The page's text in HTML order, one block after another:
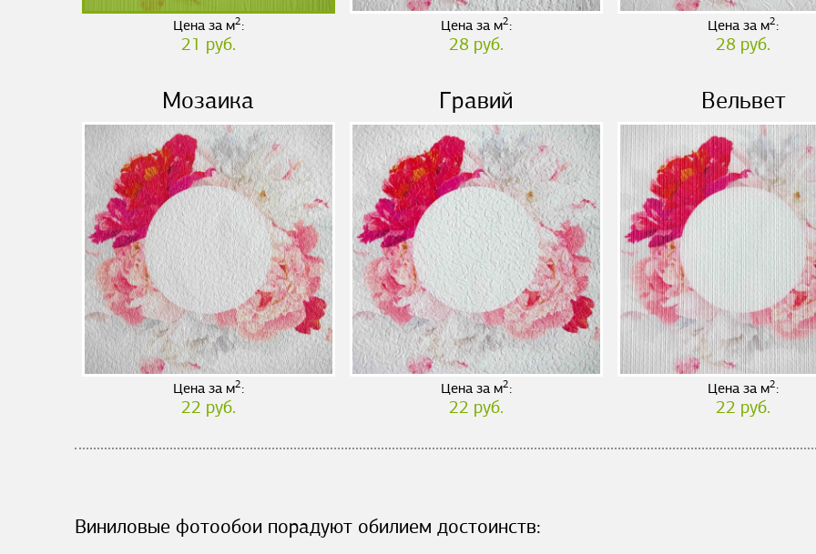
Цена за м2:
21 руб.
Цена за м2:
28 руб.
Цена за м2:
28 руб.
Мозаика
Цена за м2:
22 руб.
Гравий
Цена за м2:
22 руб.
Вельвет
Цена за м2:
22 руб.
Виниловые фотообои порадуют обилием достоинств: